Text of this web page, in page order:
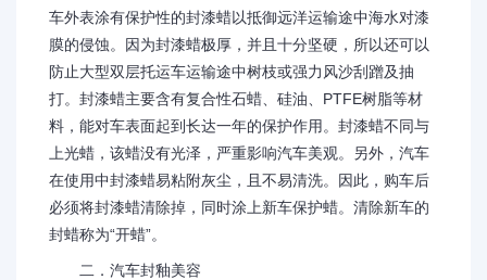
车外表涂有保护性的封漆蜡以抵御远洋运输途中海水对漆
膜的侵蚀。因为封漆蜡极厚，并且十分坚硬，所以还可以
防止大型双层托运车运输途中树枝或强力风沙刮蹭及抽
打。封漆蜡主要含有复合性石蜡、硅油、PTFE树脂等材
料，能对车表面起到长达一年的保护作用。封漆蜡不同与
上光蜡，该蜡没有光泽，严重影响汽车美观。另外，汽车
在使用中封漆蜡易粘附灰尘，且不易清洗。因此，购车后
必须将封漆蜡清除掉，同时涂上新车保护蜡。清除新车的
封蜡称为“开蜡”。
二．汽车封釉美容